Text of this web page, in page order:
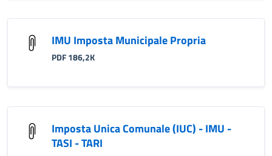
IMU Imposta Municipale Propria
PDF 186,2K
Imposta Unica Comunale (IUC) - IMU -
TASI - TARI